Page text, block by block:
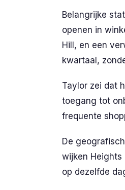
Belangrijke
openen in
Hill, en een
kwartaal,
Taylor zei dat
toegang tot
frequente
De
wijken Heights
op dezelfde